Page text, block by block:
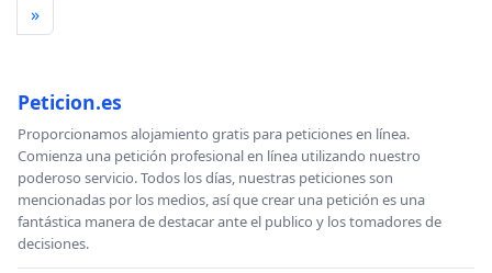
»
Peticion.es
Proporcionamos alojamiento gratis para peticiones en línea.
Comienza una petición profesional en línea utilizando nuestro
poderoso servicio. Todos los días, nuestras peticiones son
mencionadas por los medios, así que crear una petición es una
fantástica manera de destacar ante el publico y los tomadores de
decisiones.